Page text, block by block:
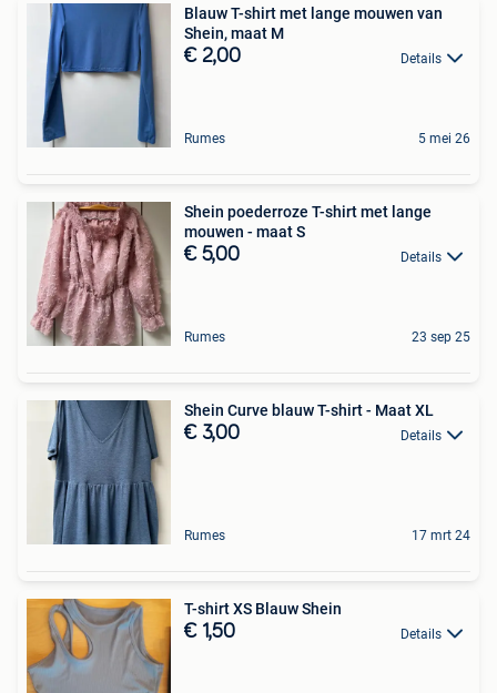
Blauw T-shirt met lange mouwen van
Shein, maat M
€ 2,00 Details
Rumes 5 mei 26
Shein poederroze T-shirt met lange
mouwen - maat S
€ 5,00 Details
Rumes 23 sep 25
Shein Curve blauw T-shirt - Maat XL
€ 3,00 Details
Rumes 17 mrt 24
T-shirt XS Blauw Shein
€ 1,50 Details